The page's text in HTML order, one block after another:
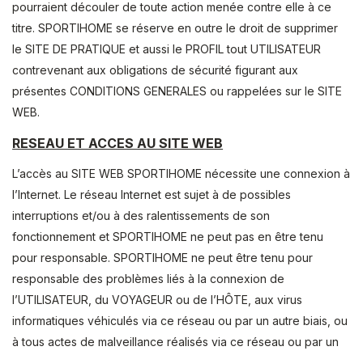
pourraient découler de toute action menée contre elle à ce
titre. SPORTIHOME se réserve en outre le droit de supprimer
le SITE DE PRATIQUE et aussi le PROFIL tout UTILISATEUR
contrevenant aux obligations de sécurité figurant aux
présentes CONDITIONS GENERALES ou rappelées sur le SITE
WEB.
RESEAU ET ACCES AU SITE WEB
L’accès au SITE WEB SPORTIHOME nécessite une connexion à
l’Internet. Le réseau Internet est sujet à de possibles
interruptions et/ou à des ralentissements de son
fonctionnement et SPORTIHOME ne peut pas en être tenu
pour responsable. SPORTIHOME ne peut être tenu pour
responsable des problèmes liés à la connexion de
l’UTILISATEUR, du VOYAGEUR ou de l’HÔTE, aux virus
informatiques véhiculés via ce réseau ou par un autre biais, ou
à tous actes de malveillance réalisés via ce réseau ou par un